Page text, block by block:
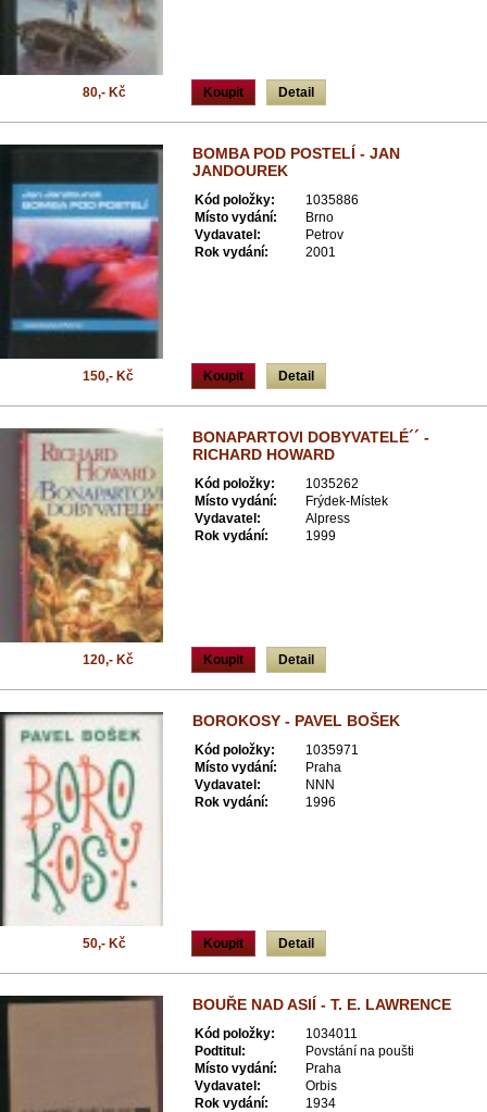
Koupit Detail
80,- Kč
BOMBA POD POSTELÍ - JAN
JANDOUREK
Kód položky:
1035886
Místo vydání:
Brno
Vydavatel:
Petrov
Rok vydání:
2001
Koupit Detail
150,- Kč
BONAPARTOVI DOBYVATELÉ´´ -
RICHARD HOWARD
Kód položky:
1035262
Místo vydání:
Frýdek-Místek
Vydavatel:
Alpress
Rok vydání:
1999
Koupit Detail
120,- Kč
BOROKOSY - PAVEL BOŠEK
Kód položky:
1035971
Místo vydání:
Praha
Vydavatel:
NNN
Rok vydání:
1996
Koupit Detail
50,- Kč
BOUŘE NAD ASIÍ - T. E. LAWRENCE
Kód položky:
1034011
Podtitul:
Povstání na poušti
Místo vydání:
Praha
Vydavatel:
Orbis
Rok vydání:
1934